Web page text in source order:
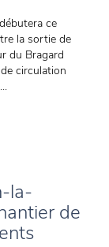
ce
la sortie de
du Bragard
circulation
la-
de